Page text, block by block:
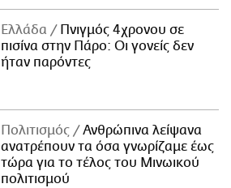
Ελλάδα
Πνιγμός 4χρονου σε
πισίνα στην Πάρο: Οι γονείς δεν
ήταν παρόντες
Πολιτισμός
Ανθρώπινα λείψανα
ανατρέπουν τα όσα γνωρίζαμε έως
τώρα για το τέλος του Μινωικού
πολιτισμού